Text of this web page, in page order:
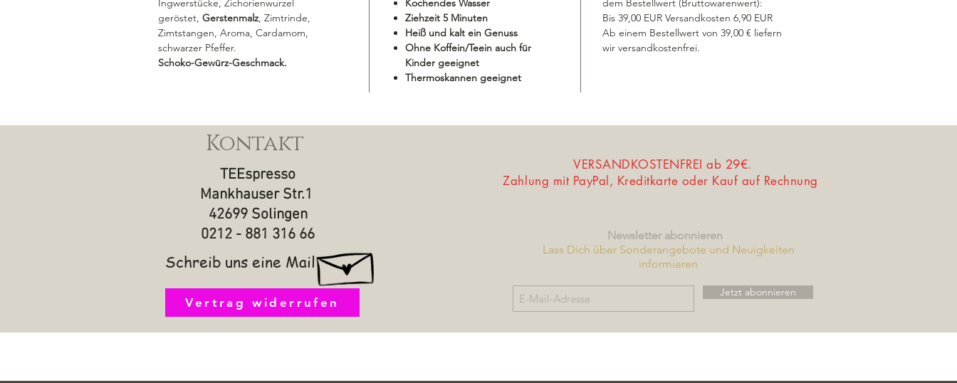
Ingwerstücke, Zichorienwurzel
geröstet, Gerstenmalz, Zimtrinde,
Zimtstangen, Aroma, Cardamom,
schwarzer Pfeffer.
Schoko-Gewürz-Geschmack.
Kochendes Wasser
Ziehzeit 5 Minuten
Heiß und kalt ein Genuss
Ohne Koffein/Teein auch für
Kinder geeignet
Thermoskannen geeignet
dem Bestellwert (Bruttowarenwert):
Bis 39,00 EUR Versandkosten 6,90 EUR
Ab einem Bestellwert von 39,00 € liefern
wir versandkostenfrei.
Kontakt
TEEspresso
Mankhauser Str.1
42699 Solingen
0212 - 881 316 66
Schreib uns eine Mail
Vertrag widerrufen
VERSANDKOSTENFREI ab 29€.
Zahlung mit PayPal, Kreditkarte oder Kauf auf Rechnung
Newsletter abonnieren
Lass Dich über Sonderangebote und Neuigkeiten
informieren
Jetzt abonnieren